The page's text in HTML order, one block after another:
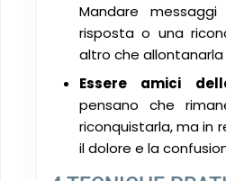
Mandare
risposta o una
altro che
Essere amici
pensano che
riconquistarla, ma in
il dolore e la